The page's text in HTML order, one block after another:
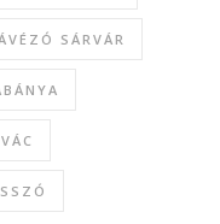
SÁRVÁR